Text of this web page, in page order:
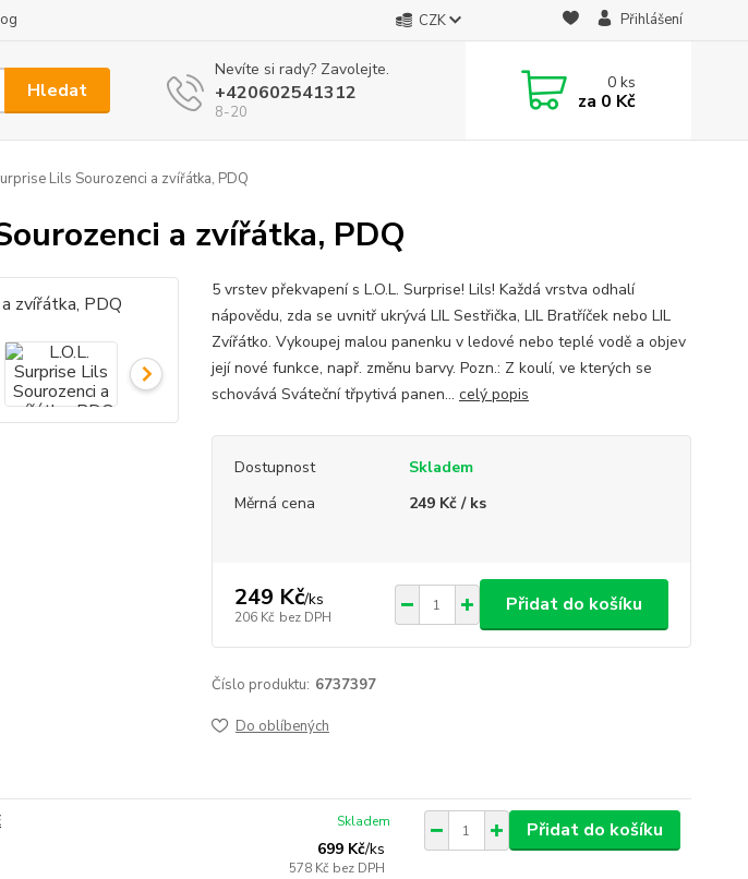
CZK Přihlášení
Hledat
Nevíte si rady? Zavolejte.
+420602541312
8-20
0ks
za 0 Kč
Lils Sourozenci a zvířátka, PDQ
a zvířátka, PDQ
5 vrstev překvapení s L.O.L. Surprise! Lils! Každá vrstva odhalí
nápovědu, zda se uvnitř ukrývá LIL Sestřička, LIL Bratříček nebo LIL
Zvířátko. Vykoupej malou panenku v ledové nebo teplé vodě a objev
její nové funkce, např. změnu barvy. Pozn.: Z koulí, ve kterých se
schovává Sváteční třpytivá panen... celý popis
Dostupnost
Skladem
Měrná cena
249 Kč / ks
249 Kč/ks
206 Kč bez DPH
Přidat do košíku
Číslo produktu: 6737397
Do oblíbených
699 Kč/ks
578 Kč bez DPH
Skladem Přidat do košíku